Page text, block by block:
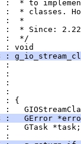
:  * to
:  * classes.
:  *
:  * Since: 2.22
:  */
: void
:
:
:
:
:
: {
:
:   GError
:   GTask *task;
: